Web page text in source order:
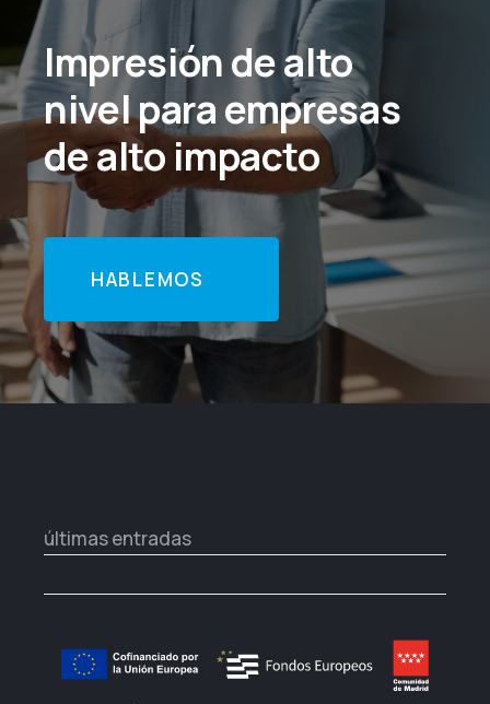
Impresión de alto
nivel para empresas
de alto impacto
HABLEMOS
últimas entradas